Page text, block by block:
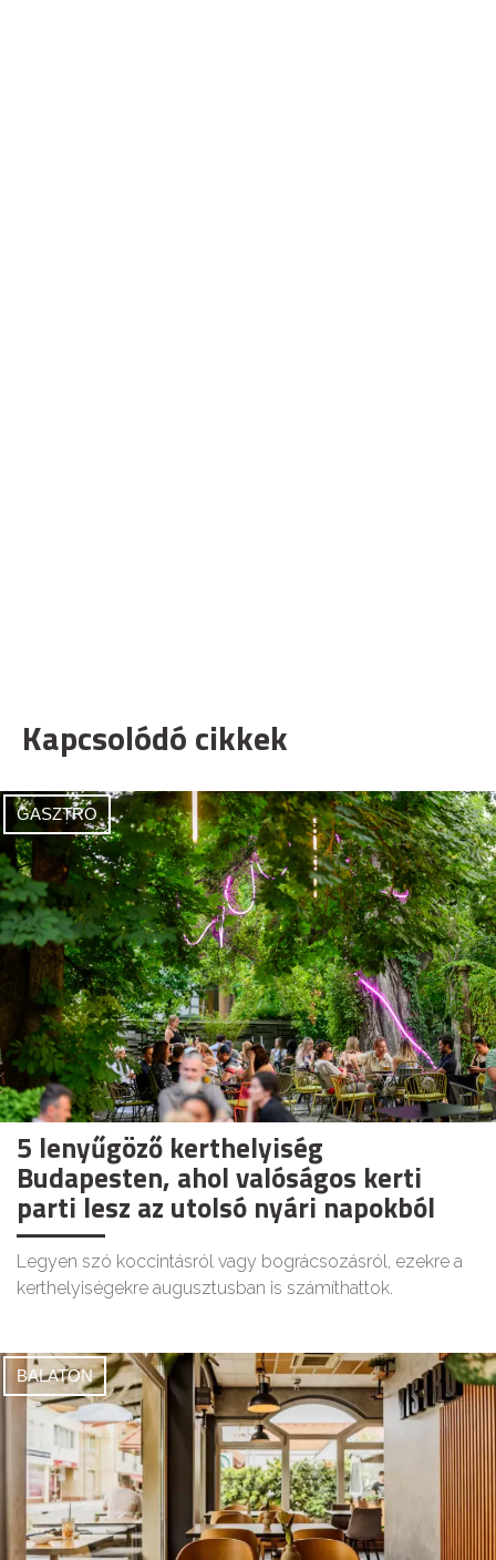
Kapcsolódó cikkek
GASZTRO
5 lenyűgöző kerthelyiség
Budapesten, ahol valóságos kerti
parti lesz az utolsó nyári napokból
Legyen szó koccintásról vagy bográcsozásról, ezekre a
kerthelyiségekre augusztusban is számíthattok.
BALATON